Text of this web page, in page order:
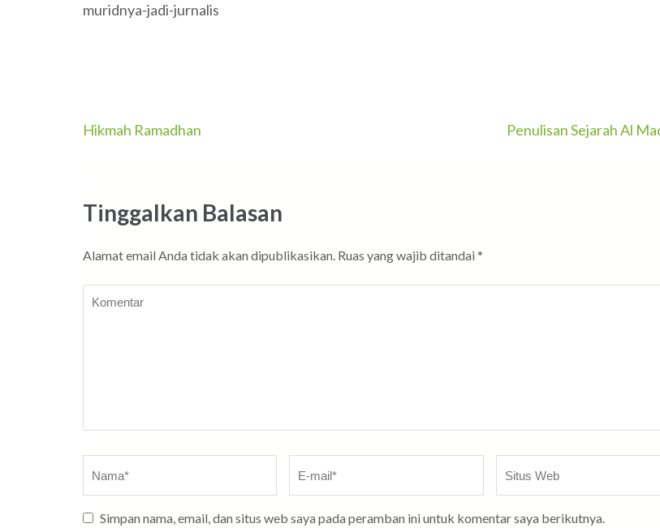
muridnya-jadi-jurnalis
Navigasi
Hikmah Ramadhan Penulisan Sejarah Al
Tinggalkan Balasan
Alamat email Anda tidak akan dipublikasikan. Ruas yang wajib ditandai *
mail*
Web
Simpan nama, email, dan situs web saya pada peramban ini untuk komentar saya berikutnya.